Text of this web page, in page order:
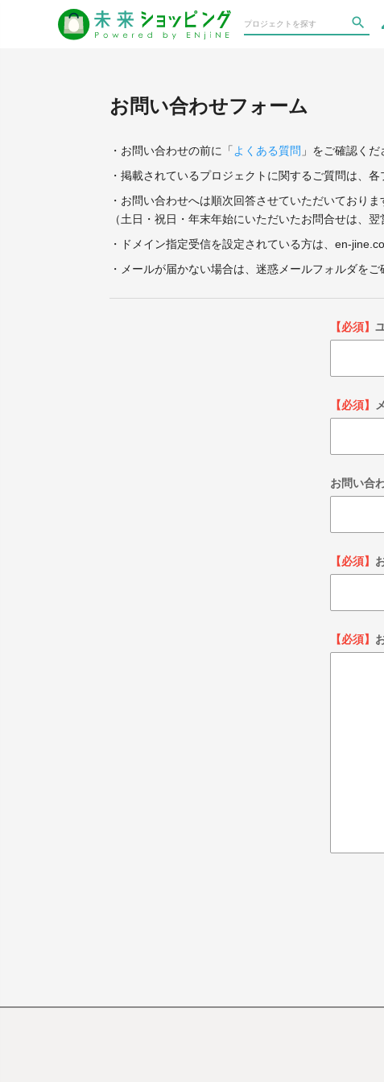
お問い合わせフォーム
・お問い合わせの前に「 よくある質問 」をご確認くだ
・掲載されているプロジェクトに関するご質問は、
・お問い合わせへは順次回答させていただいており
（土日・祝日・年末年始にいただいたお問合せは、
・ドメイン指定受信を設定されている方は、en-
・メールが届かない場合は、迷惑メールフォルダをご
【必須】
【必須】
お問い合
【必須】
【必須】